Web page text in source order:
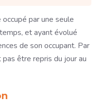
par une seule
et ayant évolué
de son occupant. Par
être repris du jour au